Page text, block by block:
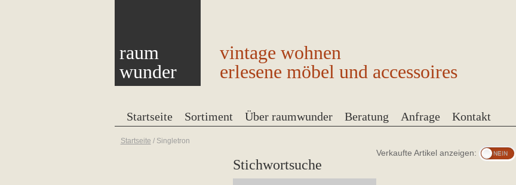
raum
wunder
vintage wohnen
erlesene möbel und accessoires
Startseite Sortiment Über raumwunder Beratung Anfrage Kontakt
Startseite / Singletron
Verkaufte Artikel anzeigen:
Stichwortsuche